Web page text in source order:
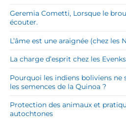
Geremia Cometti, Lorsque le
écouter.
L’âme est une araignée (chez les
La charge d’esprit chez les Evenks
Pourquoi les indiens boliviens
les semences de la Quinoa ?
Protection des animaux et
autochtones